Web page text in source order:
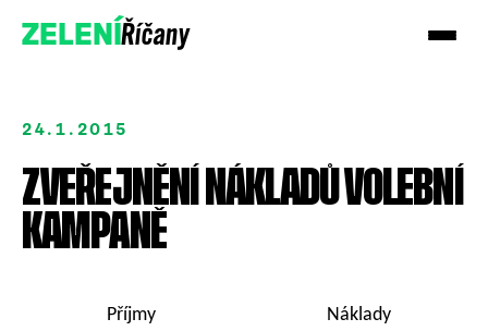
ZELENÍŘíčany
24.1.2015
ZVEŘEJNĚNÍ NÁKLADŮ VOLEBNÍ
KAMPANĚ
Příjmy Náklady